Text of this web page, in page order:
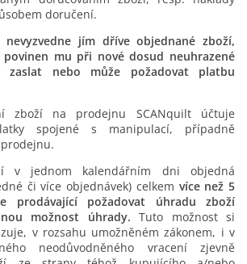
doručení.
jím dříve objednané zboží,
mu při nové dosud neuhrazené
zaslat nebo může požadovat platbu
zboží na prodejnu SCANquilt účtuje
spojené s manipulací, případně
v jednom kalendářním dni objedná
či více objednávek) celkem více než 5
prodávající požadovat úhradu zboží
možnost úhrady.Tuto možnost si
v rozsahu umožněném zákonem, i v
neodůvodněného vracení zjevně